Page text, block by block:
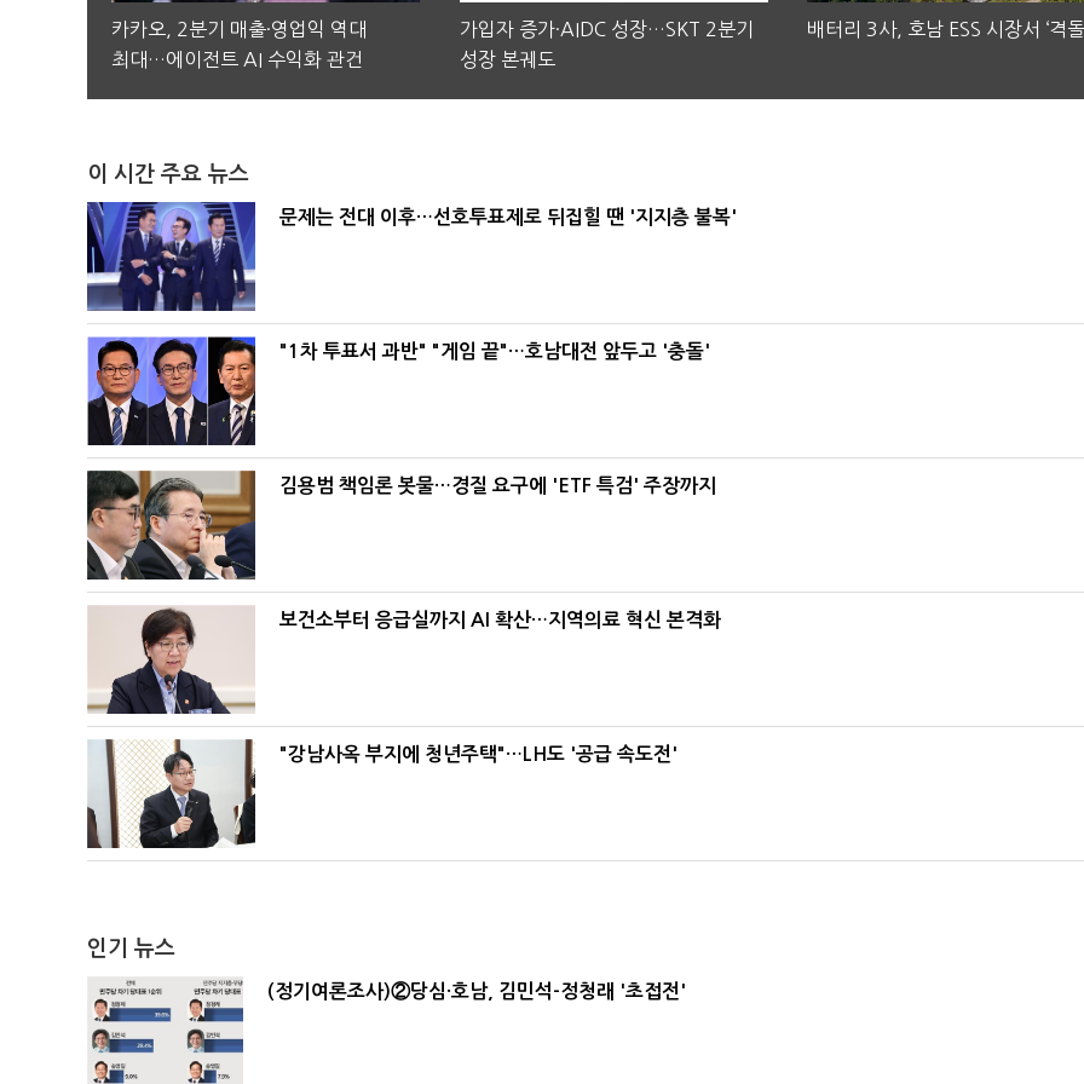
카카오, 2분기 매출·영업익 역대
최대…에이전트 AI 수익화 관건
가입자 증가·AIDC 성장…SKT 2분기
성장 본궤도
배터리 3사, 호남 ESS 시장서 ‘격돌
이 시간 주요 뉴스
문제는 전대 이후…선호투표제로 뒤집힐 땐 '지지층 불복'
"1차 투표서 과반" "게임 끝"…호남대전 앞두고 '충돌'
김용범 책임론 봇물…경질 요구에 'ETF 특검' 주장까지
보건소부터 응급실까지 AI 확산…지역의료 혁신 본격화
"강남사옥 부지에 청년주택"…LH도 '공급 속도전'
인기 뉴스
(정기여론조사)②당심·호남, 김민석-정청래 '초접전'